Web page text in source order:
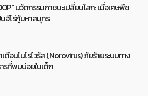
นวัตกรรมภาชนะเปลี่ยนโลก: เมื่อเศษพืช
ฮีโร่กู้มหาสมุทร
ตือนโนโรไวรัส (Norovirus) ภัยร้ายระบบทาง
รที่พบบ่อยในเด็ก